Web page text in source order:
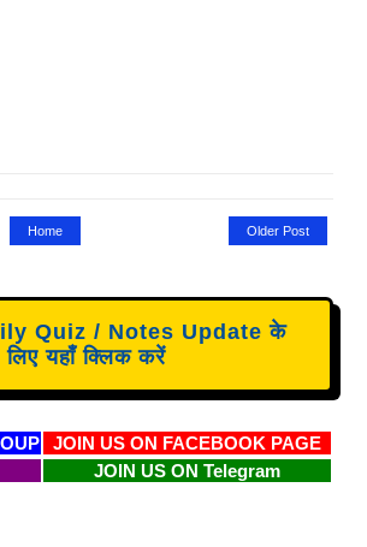
Older Post
Home
Quiz / Notes Update के
लिए यहाँ क्लिक करें
JOIN US ON FACEBOOK PAGE
JOIN US ON Telegram